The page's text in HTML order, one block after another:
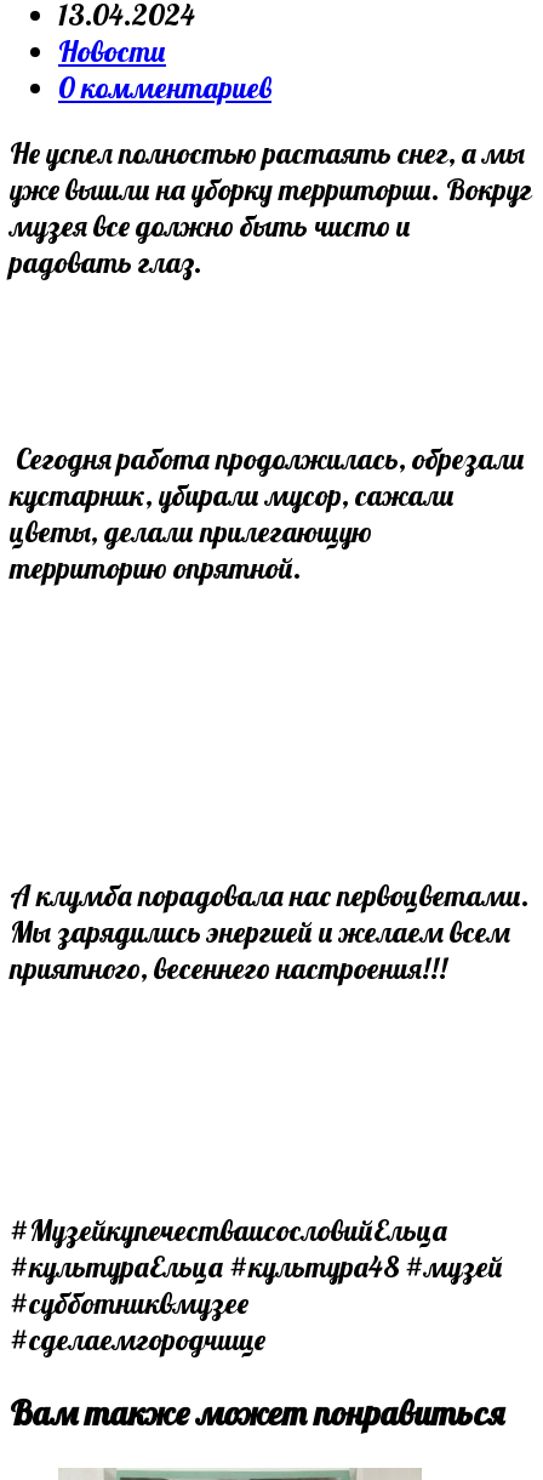
author:
Запись
опубликована:
13.04.2024
Post
category:
Новости
Post
0 комментариев
Не успел полностью растаять снег, а мы
уже вышли на уборку территории. Вокруг
музея все должно быть чисто и
радовать глаз.
Сегодня работа продолжилась, обрезали
кустарник, убирали мусор, сажали
цветы, делали прилегающую
территорию опрятной.
А клумба порадовала нас первоцветами.
Мы зарядились энергией и желаем всем
приятного, весеннего настроения!!!
#МузейкупечестваисословийЕльца
#культураЕльца #культура48 #музей
#субботниквмузее
#сделаемгородчище
Вам также может понравиться